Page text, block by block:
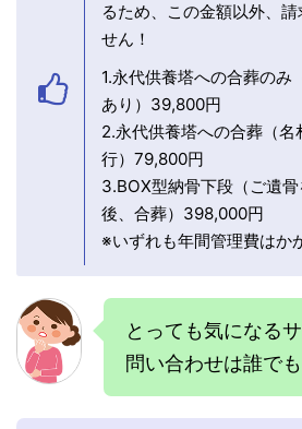
るため、この金額以外、
せん！
1.永代供養塔への合葬のみ
あり）39,800円
2.永代供養塔への合葬（名
行）79,800円
3.BOX型納骨下段（ご遺
後、合葬）398,000円
※いずれも年間管理費はか
とっても気になる
問い合わせは誰で